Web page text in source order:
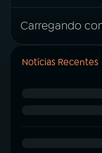
Carregando
Notícias Recentes